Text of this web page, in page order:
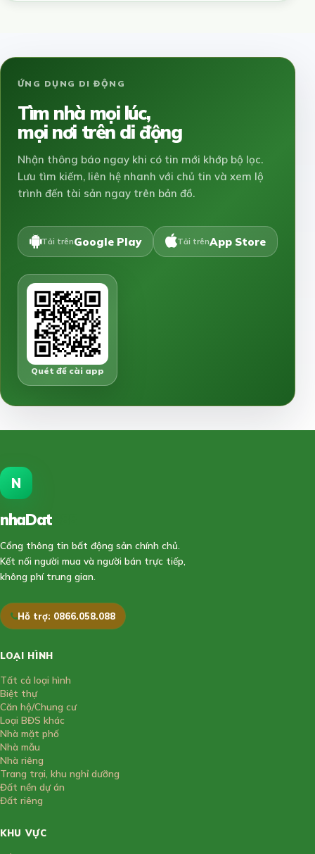
ỨNG DỤNG DI ĐỘNG
Tìm nhà mọi lúc,
mọi nơi trên di động
Nhận thông báo ngay khi có tin mới khớp bộ lọc.
Lưu tìm kiếm, liên hệ nhanh với chủ tin và xem lộ
trình đến tài sản ngay trên bản đồ.
Tải trênGoogle Play Tải trênApp Store
Quét để cài app
N
nhaDat
Cổng thông tin bất động sản chính chủ.
Kết nối người mua và người bán trực tiếp,
không phí trung gian.
Hỗ trợ: 0866.058.088
LOẠI HÌNH
Tất cả loại hình
Biệt thự
Căn hộ/Chung cư
Loại BĐS khác
Nhà mặt phố
Nhà mẫu
Nhà riêng
Trang trại, khu nghỉ dưỡng
Đất nền dự án
Đất riêng
KHU VỰC